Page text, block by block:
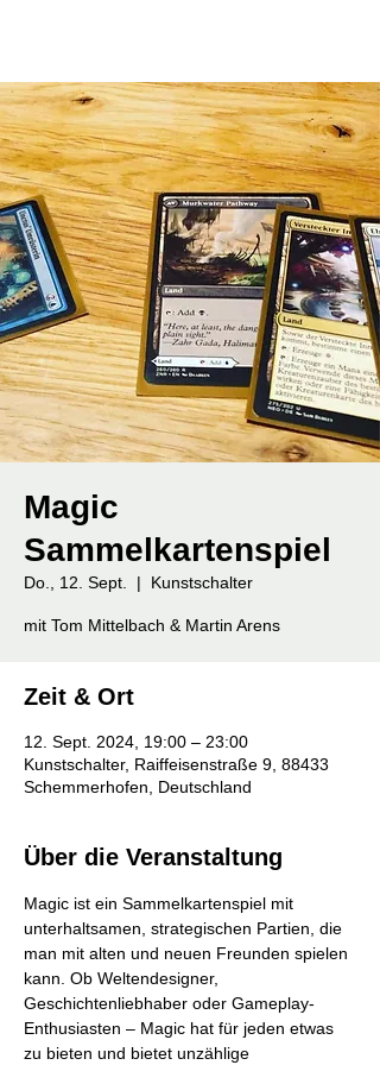
Magic
Sammelkartenspiel
Do., 12. Sept.
  |
Kunstschalter
mit Tom Mittelbach & Martin Arens
Zeit & Ort
12. Sept. 2024, 19:00 – 23:00
Kunstschalter, Raiffeisenstraße 9, 88433
Schemmerhofen, Deutschland
Über die Veranstaltung
Magic ist ein Sammelkartenspiel mit
unterhaltsamen, strategischen Partien, die
man mit alten und neuen Freunden spielen
kann. Ob Weltendesigner,
Geschichtenliebhaber oder Gameplay-
Enthusiasten – Magic hat für jeden etwas
zu bieten und bietet unzählige